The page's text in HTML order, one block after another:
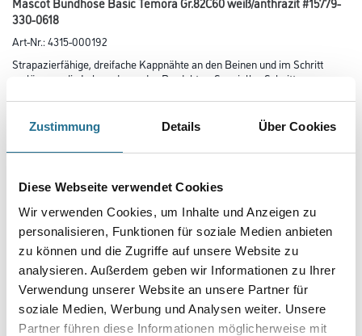
Zustimmung Details Über Cookies
Diese Webseite verwendet Cookies
Wir verwenden Cookies, um Inhalte und Anzeigen zu
personalisieren, Funktionen für soziale Medien anbieten
zu können und die Zugriffe auf unsere Website zu
analysieren. Außerdem geben wir Informationen zu Ihrer
Verwendung unserer Website an unsere Partner für
soziale Medien, Werbung und Analysen weiter. Unsere
Partner führen diese Informationen möglicherweise mit
330-0618
Art-Nr.:4315-000192
Strapazierfähige, dreifache Kappnähte an den Beinen und im Schritt
verlängern die Lebensdauer des Produktes. Spezieller Schnitt
höhenverstellbar, so dass der Knieschutz optimal an den Knien platziert
ist. Der dunkle Stoff ist dort platziert, wo das Produkt
am häufigsten Schmutz ausgesetzt wird. Standardmäßig in drei
Passform und die am besten platzierten Details. Das Produkt ist für
Industriewäsche geeignet. Zertifiziert für die Verwendung
zusammen mit dem MASCOT-Kniepolstertyp SHORT oder LONG, da die
Kniepolstertasche höhenverstellbar ist.
Größe
Farbtonbezeichnung